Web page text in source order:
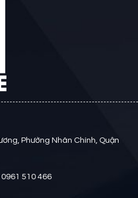
Phường Nhân Chính, Quận
510 466